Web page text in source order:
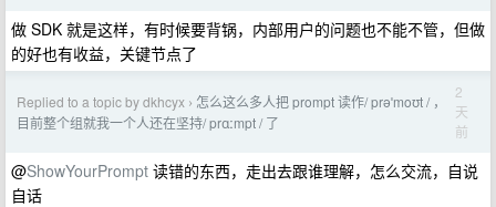
做 SDK 就是这样，有时候要背锅，内部用户的问题也不能不管，但做
的好也有收益，关键节点了
Replied to a topic by dkhcyx › 怎么这么多人把 prompt 读作/ prəˈmoʊt / ，
目前整个组就我一个人还在坚持/ prɑːmpt / 了
2
天
前
@ShowYourPrompt 读错的东西，走出去跟谁理解，怎么交流，自说
自话